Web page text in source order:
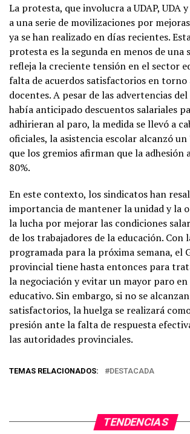
La protesta, que involucra a UDAP, UDA
a una serie de movilizaciones por
ya se han realizado en días recientes.
protesta es la segunda en menos de una
refleja la creciente tensión en el sector
falta de acuerdos satisfactorios en torno
docentes. A pesar de las advertencias
había anticipado descuentos salariales
adhirieran al paro, la medida se llevó a
oficiales, la asistencia escolar alcanzó
que los gremios afirman que la adhesión
80%.
En este contexto, los sindicatos han
importancia de mantener la unidad y la
la lucha por mejorar las condiciones
de los trabajadores de la educación. Con
programada para la próxima semana, el
provincial tiene hasta entonces para
la negociación y evitar un mayor paro en
educativo. Sin embargo, si no se
satisfactorios, la huelga se realizará
presión ante la falta de respuesta
las autoridades provinciales.
TEMAS RELACIONADOS: DESTACADA
TENDENCIAS